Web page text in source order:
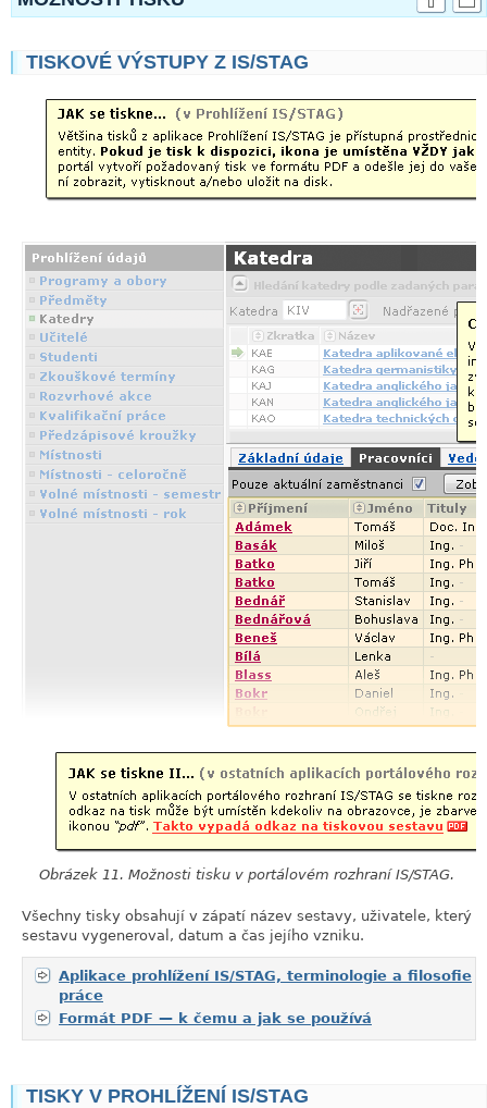
TISKOVÉ VÝSTUPY Z IS/STAG
Obrázek 11. Možnosti tisku v portálovém rozhraní IS/STAG.
Všechny tisky obsahují v zápatí název sestavy, uživatele, který
sestavu vygeneroval, datum a čas jejího vzniku.
Aplikace prohlížení IS/STAG, terminologie a filosofie
práce
Formát PDF — k čemu a jak se používá
TISKY V PROHLÍŽENÍ IS/STAG